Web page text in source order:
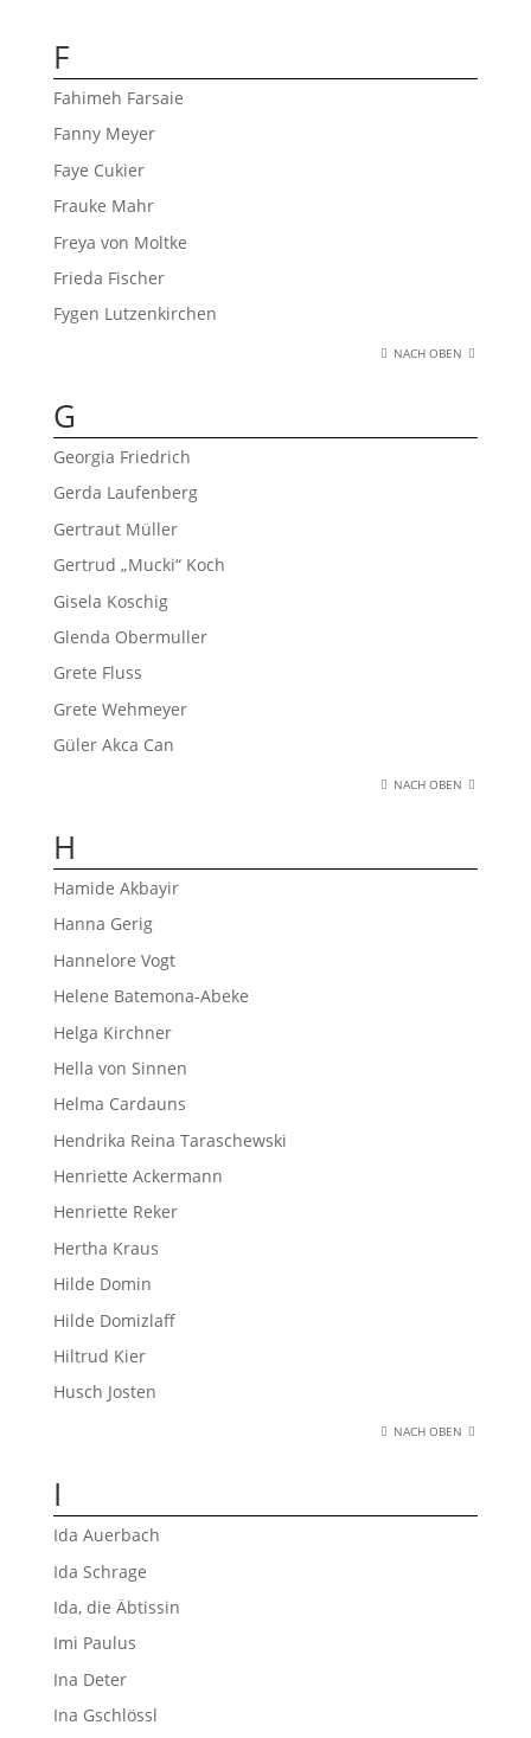
F
Fahimeh Farsaie
Fanny Meyer
Faye Cukier
Frauke Mahr
Freya von Moltke
Frieda Fischer
Fygen Lutzenkirchen
NACH OBEN
G
Georgia Friedrich
Gerda Laufenberg
Gertraut Müller
Gertrud „Mucki“ Koch
Gisela Koschig
Glenda Obermuller
Grete Fluss
Grete Wehmeyer
Güler Akca Can
NACH OBEN
H
Hamide Akbayir
Hanna Gerig
Hannelore Vogt
Helene Batemona-Abeke
Helga Kirchner
Hella von Sinnen
Helma Cardauns
Hendrika Reina Taraschewski
Henriette Ackermann
Henriette Reker
Hertha Kraus
Hilde Domin
Hilde Domizlaff
Hiltrud Kier
Husch Josten
NACH OBEN
I
Ida Auerbach
Ida Schrage
Ida, die Äbtissin
Imi Paulus
Ina Deter
Ina Gschlössl